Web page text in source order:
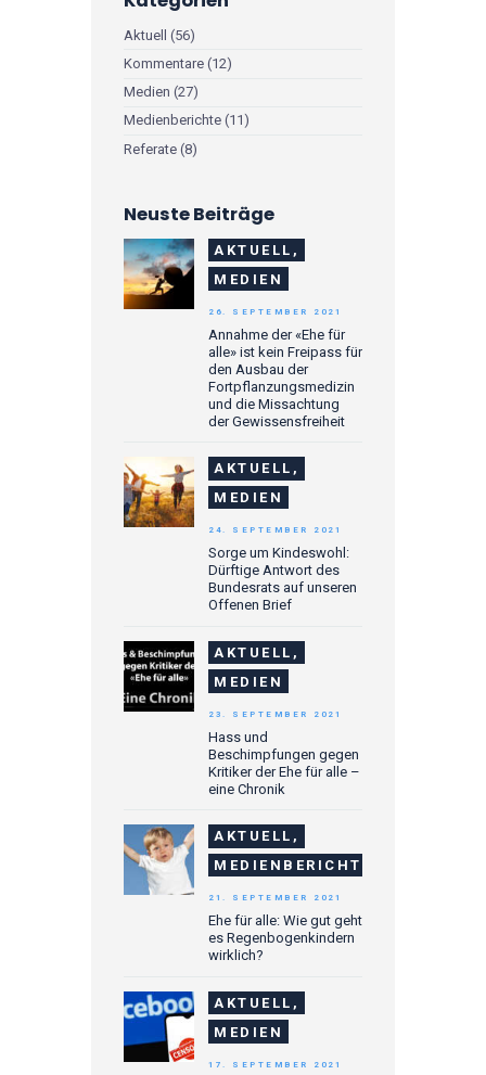
Aktuell (56)
Kommentare (12)
Medien (27)
Medienberichte (11)
Referate (8)
Neuste Beiträge
AKTUELL,
MEDIEN
Annahme der «Ehe für
alle» ist kein Freipass für
den Ausbau der
Fortpflanzungsmedizin
und die Missachtung
der Gewissensfreiheit
26. SEPTEMBER 2021
AKTUELL,
MEDIEN
Sorge um Kindeswohl:
Dürftige Antwort des
Bundesrats auf unseren
Offenen Brief
24. SEPTEMBER 2021
AKTUELL,
MEDIEN
Hass und
Beschimpfungen gegen
Kritiker der Ehe für alle –
eine Chronik
23. SEPTEMBER 2021
AKTUELL,
MEDIENBERICHTE
Ehe für alle: Wie gut geht
es Regenbogenkindern
wirklich?
21. SEPTEMBER 2021
AKTUELL,
MEDIEN
17. SEPTEMBER 2021